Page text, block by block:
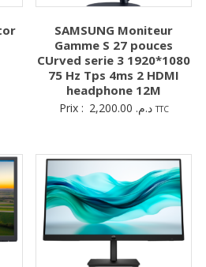
SAMSUNG Moniteur
Gamme S 27 pouces
CUrved serie 3 1920*1080
75 Hz Tps 4ms 2 HDMI
headphone 12M
Prix : د.م. TTC